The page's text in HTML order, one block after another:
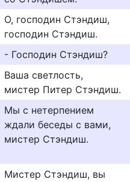
О, господин Стэндиш,
господин Стэндиш.
- Господин Стэндиш?
Ваша светлость,
мистер Питер Стэндиш.
Мы с нетерпением
ждали беседы с вами,
мистер Стэндиш.
Мистер Стэндиш, вы